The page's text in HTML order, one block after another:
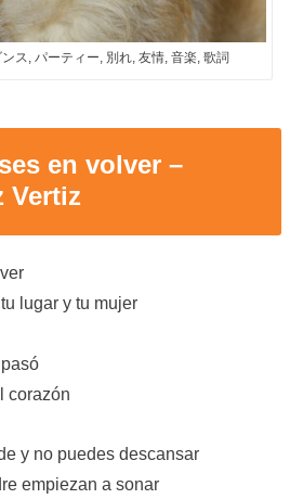
ス, パーティー, 別れ, 友情, 音楽, 歌詞
en volver –
Vertiz
lugar y tu mujer
corazón
y no puedes descansar
empiezan a sonar